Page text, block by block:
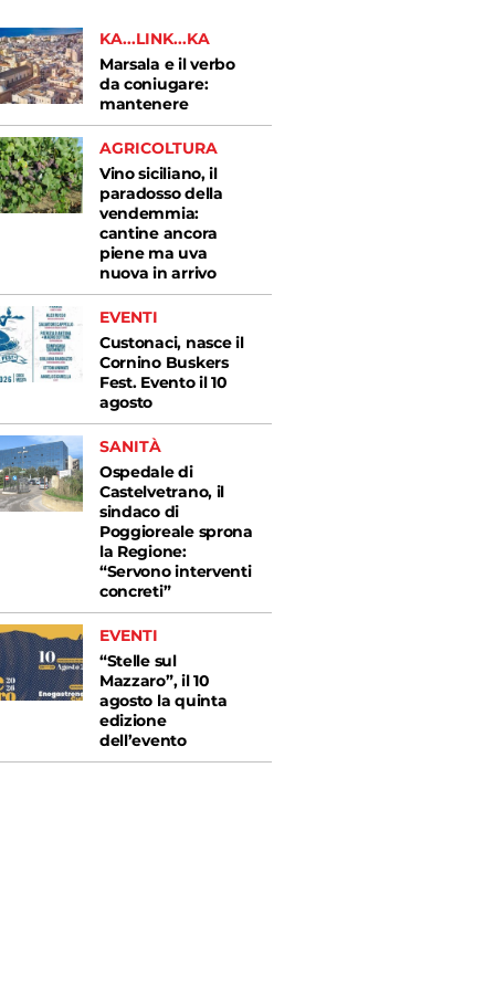
KA...LINK...KA
Marsala e il verbo
da coniugare:
mantenere
AGRICOLTURA
Vino siciliano, il
paradosso della
vendemmia:
cantine ancora
piene ma uva
nuova in arrivo
EVENTI
Custonaci, nasce il
Cornino Buskers
Fest. Evento il 10
agosto
SANITÀ
Ospedale di
Castelvetrano, il
sindaco di
Poggioreale sprona
la Regione:
“Servono interventi
concreti”
EVENTI
“Stelle sul
Mazzaro”, il 10
agosto la quinta
edizione
dell’evento